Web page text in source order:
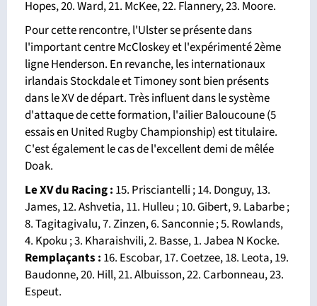
Hopes, 20. Ward, 21. McKee, 22. Flannery, 23. Moore.
Pour cette rencontre, l'Ulster se présente dans
l'important centre McCloskey et l'expérimenté 2ème
ligne Henderson. En revanche, les internationaux
irlandais Stockdale et Timoney sont bien présents
dans le XV de départ. Très influent dans le système
d'attaque de cette formation, l'ailier Baloucoune (5
essais en United Rugby Championship) est titulaire.
C'est également le cas de l'excellent demi de mêlée
Doak.
Le XV du Racing : 15. Prisciantelli ; 14. Donguy, 13.
James, 12. Ashvetia, 11. Hulleu ; 10. Gibert, 9. Labarbe ;
8. Tagitagivalu, 7. Zinzen, 6. Sanconnie ; 5. Rowlands,
4. Kpoku ; 3. Kharaishvili, 2. Basse, 1. Jabea N Kocke.
Remplaçants : 16. Escobar, 17. Coetzee, 18. Leota, 19.
Baudonne, 20. Hill, 21. Albuisson, 22. Carbonneau, 23.
Espeut.